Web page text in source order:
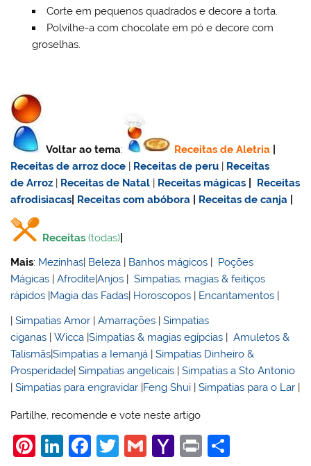
Corte em pequenos quadrados e decore a torta.
Polvilhe-a com chocolate em pó e decore com
groselhas.
Voltar ao tema: Receitas de Aletria
Receitas dearroz doce Receitas de peru
Receitas
de Arroz
Receitas de Natal Receitas mágicas
Receitas
afrodisiacas
Receitas com abóbora Receitas de canja
Receitas (todas)
Mais: Mezinhas| Beleza | Banhos mágicos | Poções
Mágicas |Afrodite|Anjos |Simpatias, magias & feitiços
rápidos |Magia das Fadas| Horoscopos | Encantamentos |
|Simpatias Amor |Amarrações |Simpatias
ciganas |Wicca |Simpatias & magias egípcias |Amuletos &
Talismãs|Simpatias a Iemanjá |Simpatias Dinheiro &
Prosperidade|Simpatias angelicais |Simpatias a Sto Antonio
|Simpatias para engravidar |Feng Shui |Simpatias para o Lar |
Partilhe, recomende e vote neste artigo
Pi Li F
T
G
Y
Pr